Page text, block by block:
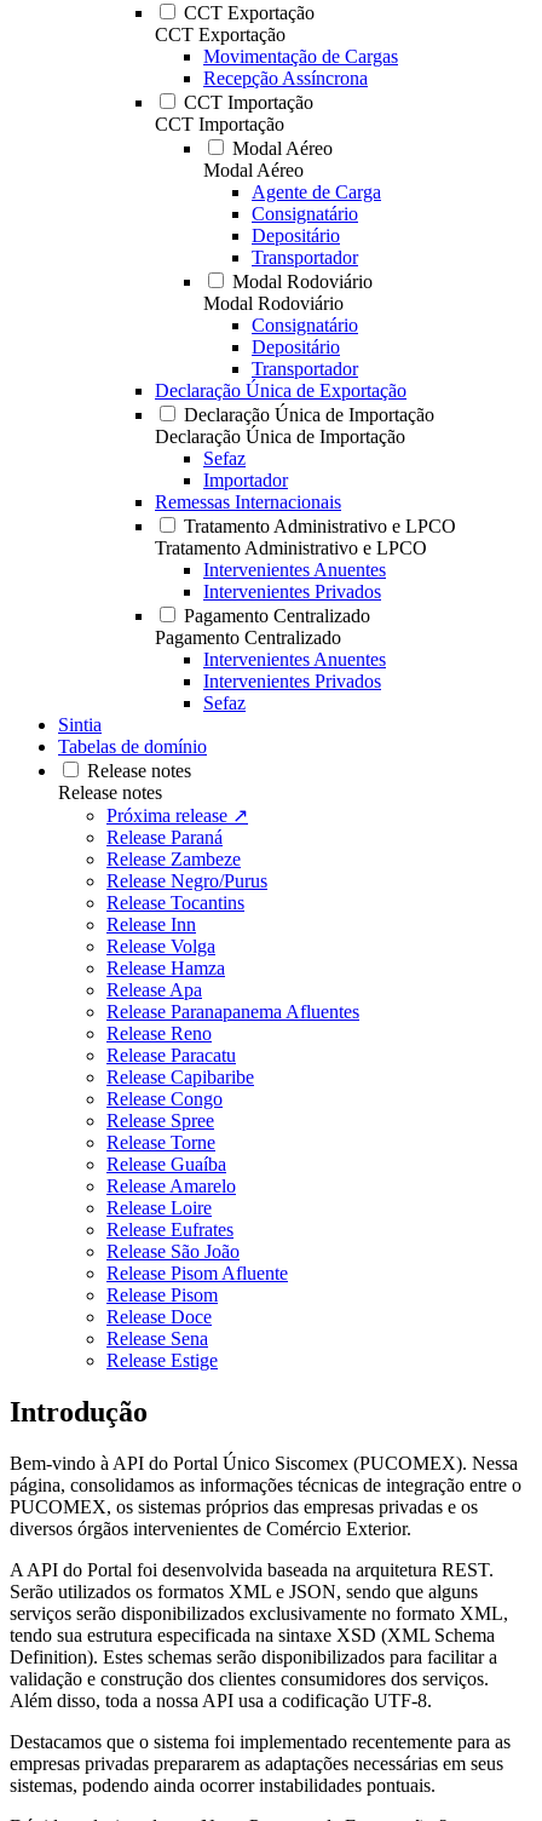
CCT Exportação
CCT Exportação
Movimentação de Cargas
Recepção Assíncrona
CCT Importação
CCT Importação
Modal Aéreo
Modal Aéreo
Agente de Carga
Consignatário
Depositário
Transportador
Modal Rodoviário
Modal Rodoviário
Consignatário
Depositário
Transportador
Declaração Única de Exportação
Declaração Única de Importação
Declaração Única de Importação
Sefaz
Importador
Remessas Internacionais
Tratamento Administrativo e LPCO
Tratamento Administrativo e LPCO
Intervenientes Anuentes
Intervenientes Privados
Pagamento Centralizado
Pagamento Centralizado
Intervenientes Anuentes
Intervenientes Privados
Sefaz
Sintia
Tabelas de domínio
Release notes
Release notes
Próxima release ↗
Release Paraná
Release Zambeze
Release Negro/Purus
Release Tocantins
Release Inn
Release Volga
Release Hamza
Release Apa
Release Paranapanema Afluentes
Release Reno
Release Paracatu
Release Capibaribe
Release Congo
Release Spree
Release Torne
Release Guaíba
Release Amarelo
Release Loire
Release Eufrates
Release São João
Release Pisom Afluente
Release Pisom
Release Doce
Release Sena
Release Estige
Introdução
Bem-vindo à API do Portal Único Siscomex (PUCOMEX). Nessa
página, consolidamos as informações técnicas de integração entre o
PUCOMEX, os sistemas próprios das empresas privadas e os
diversos órgãos intervenientes de Comércio Exterior.
A API do Portal foi desenvolvida baseada na arquitetura REST.
Serão utilizados os formatos XML e JSON, sendo que alguns
serviços serão disponibilizados exclusivamente no formato XML,
tendo sua estrutura especificada na sintaxe XSD (XML Schema
Definition). Estes schemas serão disponibilizados para facilitar a
validação e construção dos clientes consumidores dos serviços.
Além disso, toda a nossa API usa a codificação UTF-8.
Destacamos que o sistema foi implementado recentemente para as
empresas privadas prepararem as adaptações necessárias em seus
sistemas, podendo ainda ocorrer instabilidades pontuais.